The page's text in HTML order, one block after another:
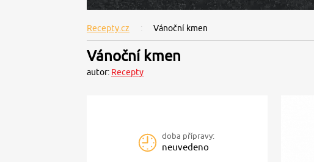
Recepty.cz Vánoční kmen
Vánoční kmen
autor: Recepty
doba přípravy:
neuvedeno